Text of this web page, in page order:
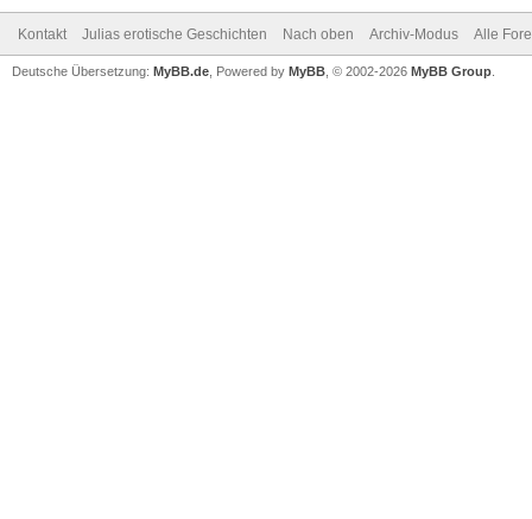
Kontakt Julias erotische Geschichten Nach oben Archiv-Modus Alle
Deutsche Übersetzung: MyBB.de , Powered by MyBB , © 2002-2026 MyBB Group